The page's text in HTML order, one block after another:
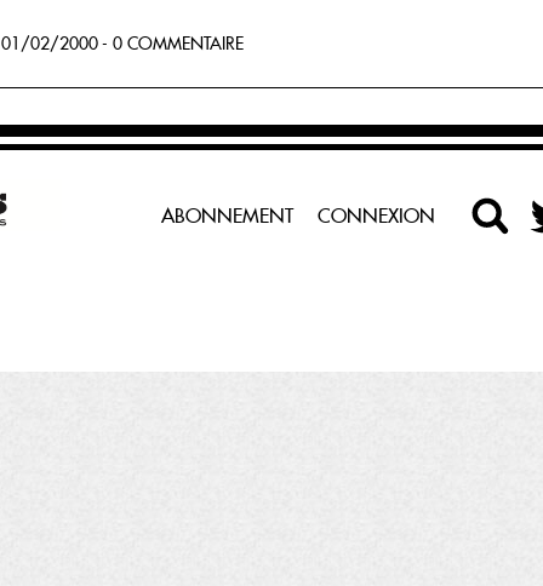
01/02/2000 - 0 COMMENTAIRE
ABONNEMENT CONNEXION